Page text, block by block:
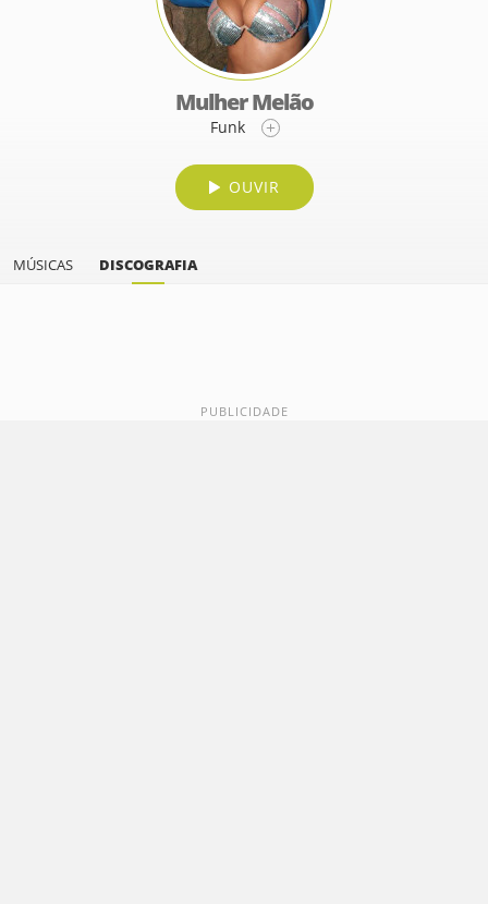
Mulher Melão
Funk
OUVIR
MÚSICAS DISCOGRAFIA